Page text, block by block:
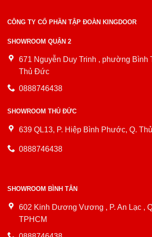
CÔNG TY CỔ PHẦN TẬP ĐOÀN KINGDOOR
SHOWROOM QUẬN 2
671 Nguyễn Duy Trinh , phường Bình
Thủ Đức
0888746438
SHOWROOM THỦ ĐỨC
639 QL13, P. Hiệp Bình Phước, Q.
0888746438
SHOWROOM BÌNH TÂN
602 Kinh Dương Vương , P. An Lạc ,
TPHCM